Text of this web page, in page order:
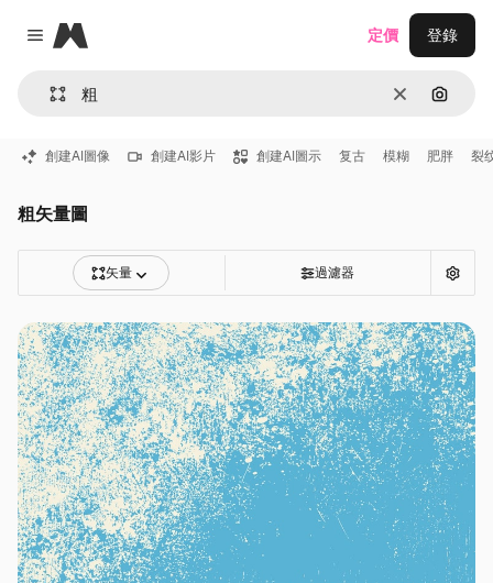
Close menu
Magnific
清除 通過圖
定價 登錄
創建AI圖像 創建AI影片 創建AI圖示 复古 模糊 肥胖 裂
粗矢量圖
矢量 過濾器